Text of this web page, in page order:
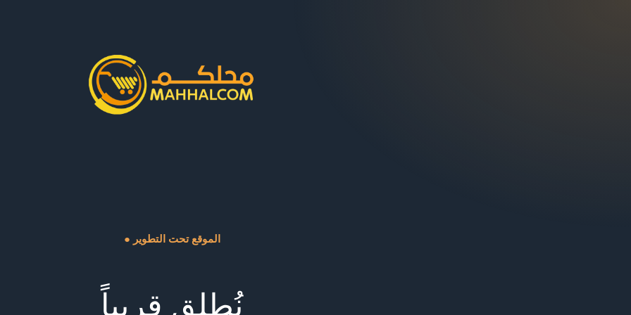
● الموقع تحت التطوير
نُطلق قريباً